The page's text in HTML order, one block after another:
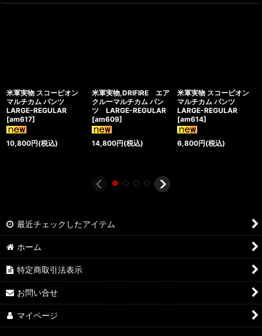
米軍実物 スコーピオン
マルチカム パンツ
LARGE-REGULAR
[am617]
10,800円(税込)
米軍実物,DRIFIRE エア
クルーマルチカム パン
ツ LARGE-REGULAR
[am609]
14,800円(税込)
米軍実物 スコーピオン
マルチカム パンツ
LARGE-REGULAR
[am614]
6,800円(税込)
最近チェックしたアイテム
ホーム
特定商取引法表示
お問い合せ
マイページ